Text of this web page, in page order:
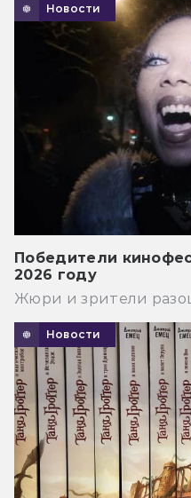
Новости
Победители
2026 году
Жюри и зрители
Новости